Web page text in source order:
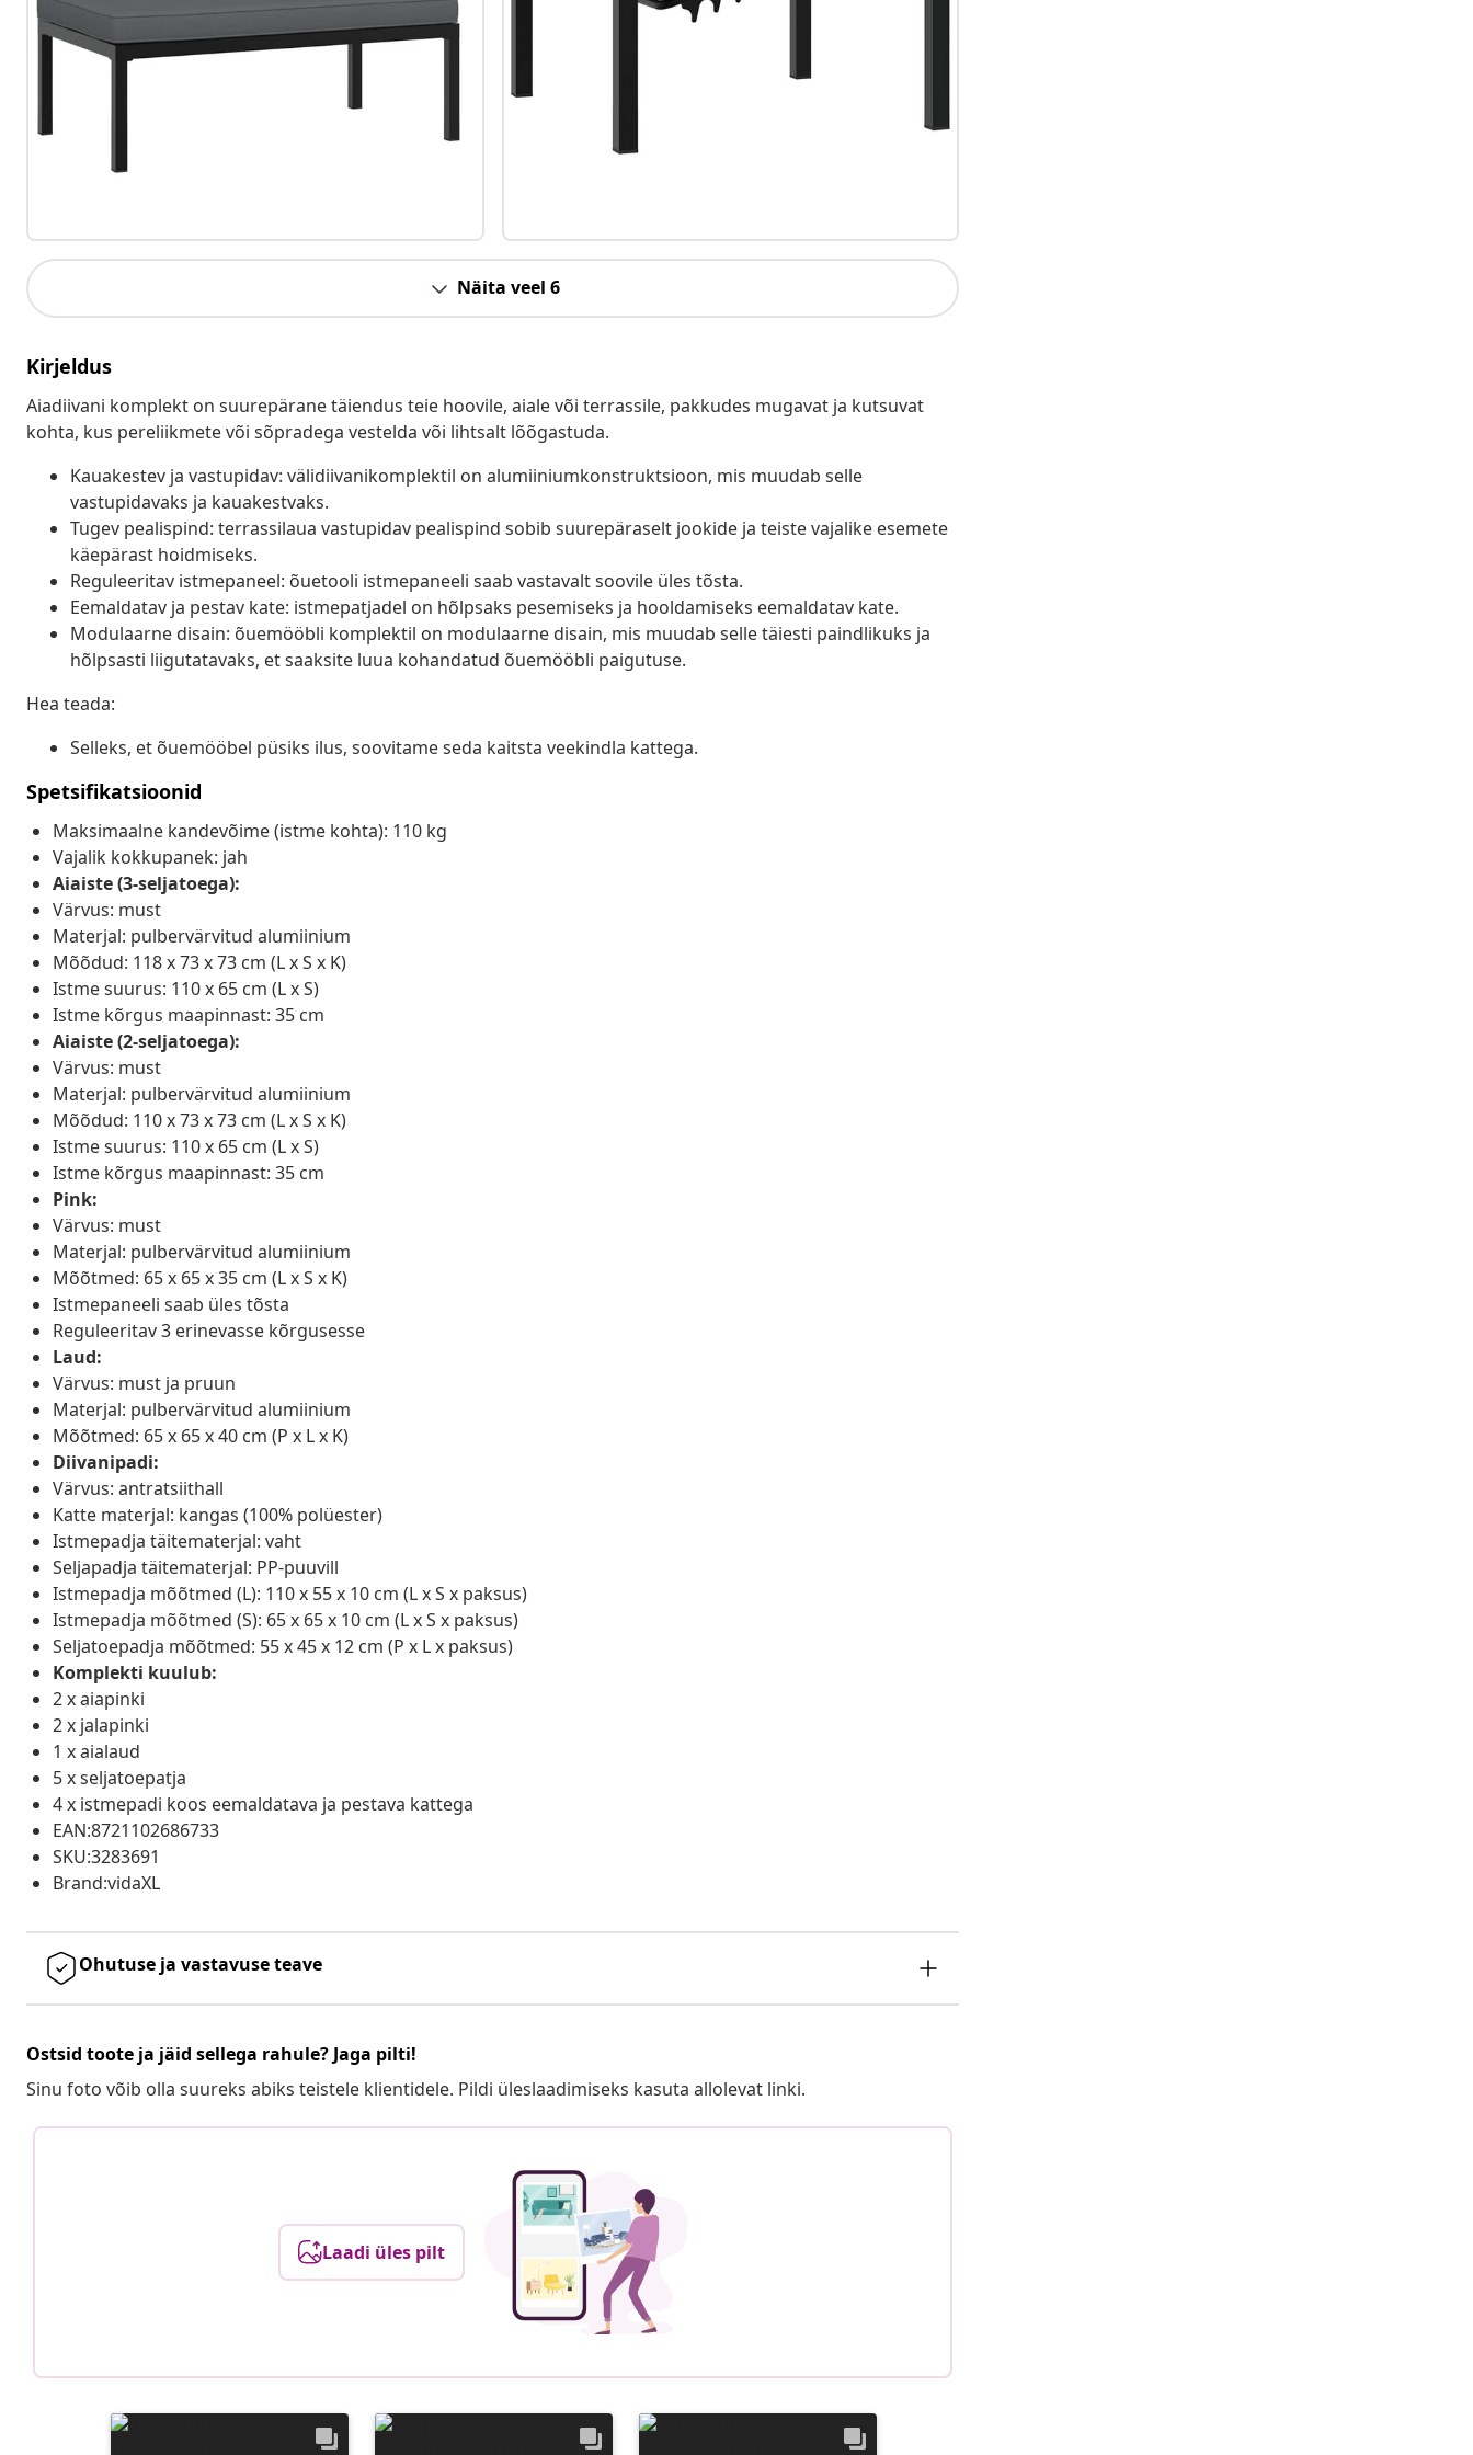
Näita veel 6
Kirjeldus
Aiadiivani komplekt on suurepärane täiendus teie hoovile, aiale või terrassile, pakkudes mugavat ja kutsuvat
kohta, kus pereliikmete või sõpradega vestelda või lihtsalt lõõgastuda.
Kauakestev ja vastupidav: välidiivanikomplektil on alumiiniumkonstruktsioon, mis muudab selle
vastupidavaks ja kauakestvaks.
Tugev pealispind: terrassilaua vastupidav pealispind sobib suurepäraselt jookide ja teiste vajalike esemete
käepärast hoidmiseks.
Reguleeritav istmepaneel: õuetooli istmepaneeli saab vastavalt soovile üles tõsta.
Eemaldatav ja pestav kate: istmepatjadel on hõlpsaks pesemiseks ja hooldamiseks eemaldatav kate.
Modulaarne disain: õuemööbli komplektil on modulaarne disain, mis muudab selle täiesti paindlikuks ja
hõlpsasti liigutatavaks, et saaksite luua kohandatud õuemööbli paigutuse.
Hea teada:
Selleks, et õuemööbel püsiks ilus, soovitame seda kaitsta veekindla kattega.
Spetsifikatsioonid
Maksimaalne kandevõime (istme kohta): 110 kg
Vajalik kokkupanek: jah
Aiaiste (3-seljatoega):
Värvus: must
Materjal: pulbervärvitud alumiinium
Mõõdud: 118 x 73 x 73 cm (L x S x K)
Istme suurus: 110 x 65 cm (L x S)
Istme kõrgus maapinnast: 35 cm
Aiaiste (2-seljatoega):
Värvus: must
Materjal: pulbervärvitud alumiinium
Mõõdud: 110 x 73 x 73 cm (L x S x K)
Istme suurus: 110 x 65 cm (L x S)
Istme kõrgus maapinnast: 35 cm
Pink:
Värvus: must
Materjal: pulbervärvitud alumiinium
Mõõtmed: 65 x 65 x 35 cm (L x S x K)
Istmepaneeli saab üles tõsta
Reguleeritav 3 erinevasse kõrgusesse
Laud:
Värvus: must ja pruun
Materjal: pulbervärvitud alumiinium
Mõõtmed: 65 x 65 x 40 cm (P x L x K)
Diivanipadi:
Värvus: antratsiithall
Katte materjal: kangas (100% polüester)
Istmepadja täitematerjal: vaht
Seljapadja täitematerjal: PP-puuvill
Istmepadja mõõtmed (L): 110 x 55 x 10 cm (L x S x paksus)
Istmepadja mõõtmed (S): 65 x 65 x 10 cm (L x S x paksus)
Seljatoepadja mõõtmed: 55 x 45 x 12 cm (P x L x paksus)
Komplekti kuulub:
2 x aiapinki
2 x jalapinki
1 x aialaud
5 x seljatoepatja
4 x istmepadi koos eemaldatava ja pestava kattega
EAN:8721102686733
SKU:3283691
Brand:vidaXL
Ohutuse ja vastavuse teave
Ostsid toote ja jäid sellega rahule? Jaga pilti!
Sinu foto võib olla suureks abiks teistele klientidele. Pildi üleslaadimiseks kasuta allolevat linki.
Laadi üles pilt